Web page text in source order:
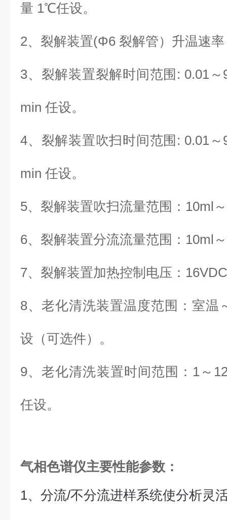
量 1℃任设。
2、 裂解装置(Φ6 裂解管）升温速
3、 裂解装置裂解时间范围 : 0.01
min 任设。
4、 裂解装置吹扫时间范围 : 0.01
min 任设。
5、 裂解装置吹扫流量范围：10ml
6、 裂解装置分流流量范围：10ml
7、 裂解装置加热控制电压：
8、 老化清洗装置温度范围：室
设（可选件）。
9、 老化清洗装置时间范围：1～
任设。
气相色谱仪主要性能参数：
1、分流/不分流进样系统使分析灵